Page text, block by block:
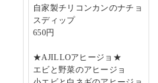
自家製チリコンカンのナチョ
スディップ
650円
★AJILLOアヒージョ★
エビと野菜のアヒージョ